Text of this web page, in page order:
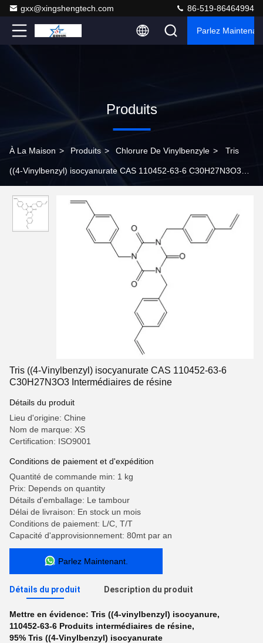
gxx@xingshengtech.com 86-519-86464994
Parlez
Produits
À La Maison > Produits > Chlorure De Vinylbenzyle > Tris
((4-Vinylbenzyl) isocyanurate CAS 110452-63-6 C30H27N3O3
Tris ((4-Vinylbenzyl) isocyanurate CAS 110452-63-6
C30H27N3O3 Intermédiaires de résine
Détails du produit
Lieu d'origine: Chine
Nom de marque: XS
Certification: ISO9001
Conditions de paiement et d'expédition
Quantité de commande min: 1 kg
Prix: Depends on quantity
Détails d'emballage: Le tambour
Délai de livraison: En stock un mois
Conditions de paiement: L/C, T/T
Capacité d'approvisionnement: 80mt par an
Parlez Maintenant.
Détails du produit Description du produit
Mettre en évidence: Tris ((4-vinylbenzyl) isocyanure,
110452-63-6 Produits intermédiaires de résine,
95% Tris ((4-Vinylbenzyl) isocyanurate